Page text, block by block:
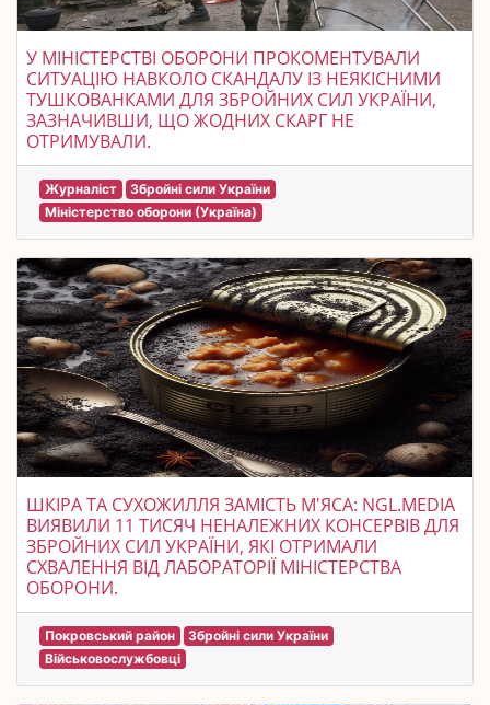
У МІНІСТЕРСТВІ ОБОРОНИ ПРОКОМЕНТУВАЛИ
СИТУАЦІЮ НАВКОЛО СКАНДАЛУ ІЗ НЕЯКІСНИМИ
ТУШКОВАНКАМИ ДЛЯ ЗБРОЙНИХ СИЛ УКРАЇНИ,
ЗАЗНАЧИВШИ, ЩО ЖОДНИХ СКАРГ НЕ
ОТРИМУВАЛИ.
Журналіст
Збройні сили України
Міністерство оборони (Україна)
ШКІРА ТА СУХОЖИЛЛЯ ЗАМІСТЬ М'ЯСА: NGL.MEDIA
ВИЯВИЛИ 11 ТИСЯЧ НЕНАЛЕЖНИХ КОНСЕРВІВ ДЛЯ
ЗБРОЙНИХ СИЛ УКРАЇНИ, ЯКІ ОТРИМАЛИ
СХВАЛЕННЯ ВІД ЛАБОРАТОРІЇ МІНІСТЕРСТВА
ОБОРОНИ.
Покровський район
Збройні сили України
Військовослужбовці